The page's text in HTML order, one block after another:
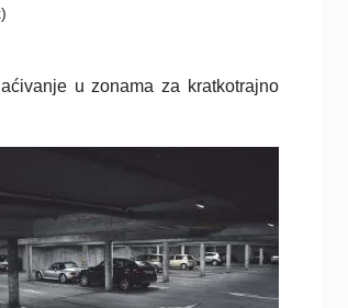
u zonama za kratkotrajno